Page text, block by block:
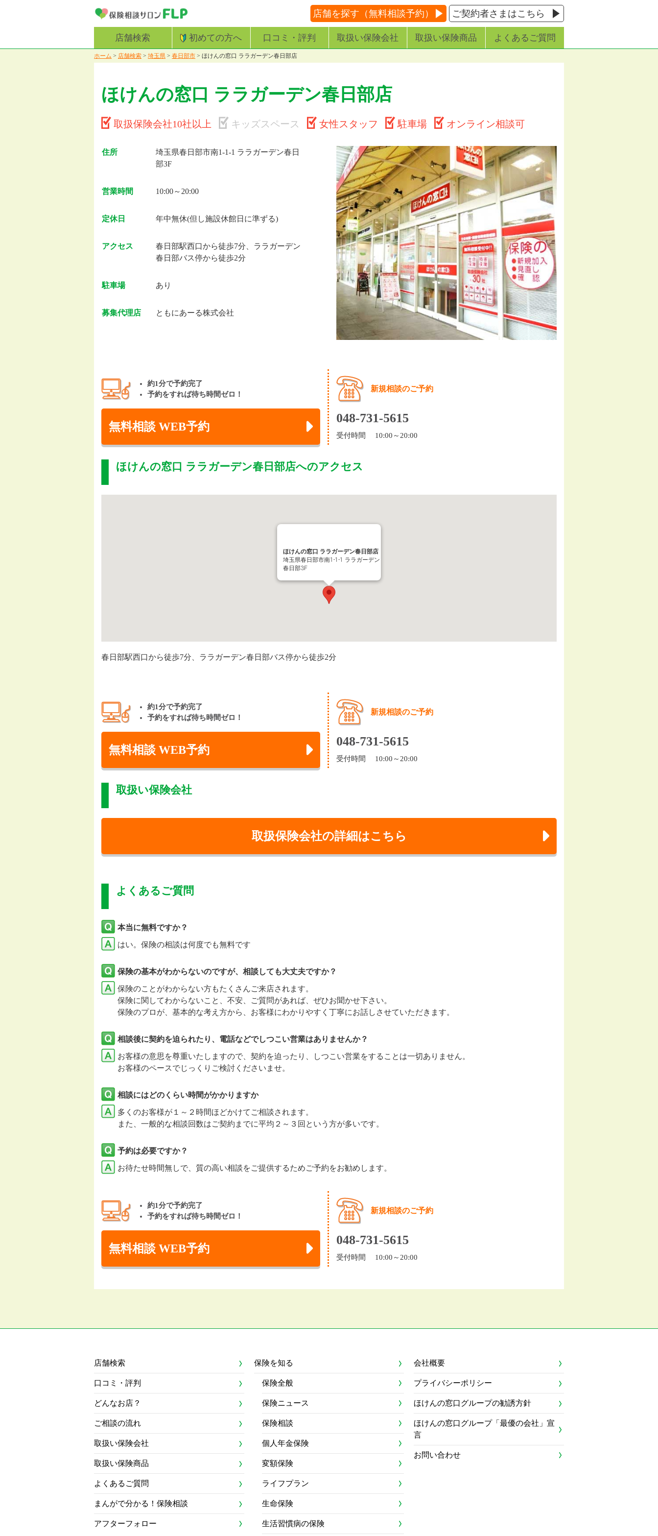
店舗を探す（無料相談予約） ご契約者さまはこちら
店舗検索 初めての方へ 口コミ・評判 取扱い保険会社 取扱い保険商品 よくあるご質問
ホーム > 店舗検索 > 埼玉県 > 春日部市 > ほけんの窓口 ララガーデン春日部店
ほけんの窓口 ララガーデン春日部店
取扱保険会社10社以上 キッズスペース 女性スタッフ 駐車場 オンライン相談可
住所
埼玉県春日部市南1-1-1 ララガーデン春日
部3F
営業時間 10:00～20:00
定休日 年中無休(但し施設休館日に準ずる)
アクセス
春日部駅西口から徒歩7分、ララガーデン
春日部バス停から徒歩2分
駐車場 あり
募集代理店 ともにあーる株式会社
約1分で予約完了
予約をすれば待ち時間ゼロ！
無料相談 WEB予約
新規相談のご予約
048-731-5615
受付時間 10:00～20:00
ほけんの窓口 ララガーデン春日部店へのアクセス
ほけんの窓口 ララガーデン春日部店
埼玉県春日部市南1-1-1 ララガーデン
春日部3F
春日部駅西口から徒歩7分、ララガーデン春日部バス停から徒歩2分
約1分で予約完了
予約をすれば待ち時間ゼロ！
無料相談 WEB予約
新規相談のご予約
048-731-5615
受付時間 10:00～20:00
取扱い保険会社
取扱保険会社の詳細はこちら
よくあるご質問
本当に無料ですか？
はい。保険の相談は何度でも無料です
保険の基本がわからないのですが、相談しても大丈夫ですか？
保険のことがわからない方もたくさんご来店されます。
保険に関してわからないこと、不安、ご質問があれば、ぜひお聞かせ下さい。
保険のプロが、基本的な考え方から、お客様にわかりやすく丁寧にお話しさせていただきます。
相談後に契約を迫られたり、電話などでしつこい営業はありませんか？
お客様の意思を尊重いたしますので、契約を迫ったり、しつこい営業をすることは一切ありません。
お客様のペースでじっくりご検討くださいませ。
相談にはどのくらい時間がかかりますか
多くのお客様が１～２時間ほどかけてご相談されます。
また、一般的な相談回数はご契約までに平均２～３回という方が多いです。
予約は必要ですか？
お待たせ時間無しで、質の高い相談をご提供するためご予約をお勧めします。
約1分で予約完了
予約をすれば待ち時間ゼロ！
無料相談 WEB予約
新規相談のご予約
048-731-5615
受付時間 10:00～20:00
店舗検索
口コミ・評判
どんなお店？
ご相談の流れ
取扱い保険会社
取扱い保険商品
よくあるご質問
まんがで分かる！保険相談
アフターフォロー
保険を知る
保険全般
保険ニュース
保険相談
個人年金保険
変額保険
ライフプラン
生命保険
生活習慣病の保険
会社概要
プライバシーポリシー
ほけんの窓口グループの勧誘方針
ほけんの窓口グループ「最優の会社」宣
言
お問い合わせ